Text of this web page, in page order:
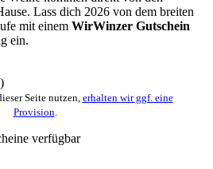
Lass dich 2026 von dem breiten
mit einem WirWinzer Gutschein
ein.
Seite nutzen, erhalten wir ggf. eine
Provision
verfügbar